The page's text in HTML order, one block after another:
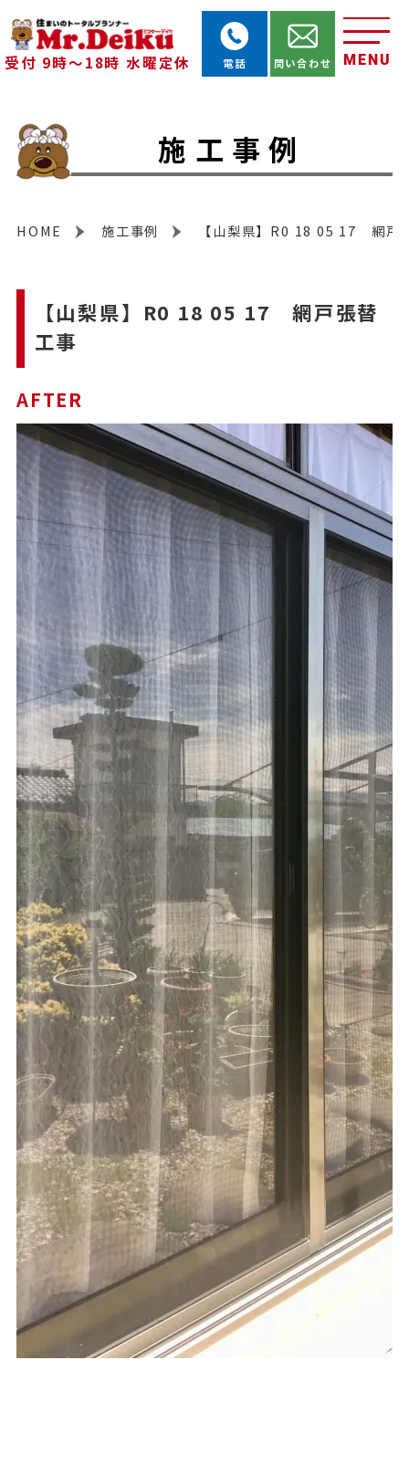
受付 9時～18時 水曜定休 MENU
電話 問い合わせ
施工事例
HOME 施工事例 【山梨県】R0 18 05 17 網戸
【山梨県】R0 18 05 17 網戸張替
工事
AFTER